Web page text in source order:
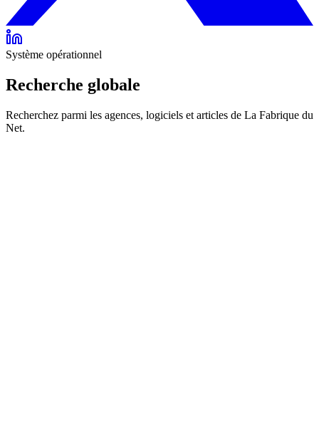
Système opérationnel
Recherche globale
Recherchez parmi les agences, logiciels et articles de La Fabrique du
Net.